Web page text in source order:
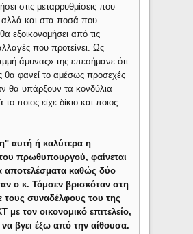
στις μεταρρυθμίσεις που
αλλά και στα ποσά που
εξοικονομήσει από τις
που προτείνει. Ως
άμυνας» της επεσήμανε ότι
θα φανεί το αμέσως προσεχές
θα υπάρξουν τα κονδύλια
το ποιος είχε δίκιο και ποιος
αυτή ή καλύτερα η
πρωθυπουργού, φαίνεται
αποτελέσματα καθώς δύο
ο κ. Τόμσεν βρισκόταν στη
τους συναδέλφους του της
με τον οικονομικό επιτελείο,
να βγει έξω από την αίθουσα.